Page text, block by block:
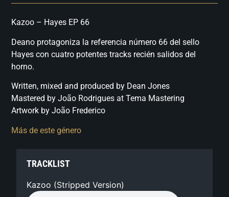
Kazoo – Hayes EP 66
Deano protagoniza la referencia número 66 del sello
Hayes con cuatro potentes tracks recién salidos del
horno.
Written, mixed and produced by Dean Jones
Mastered by João Rodrigues at Tema Mastering
Artwork by João Frederico
Más de este género
TRACKLIST
Kazoo (Stripped Version)